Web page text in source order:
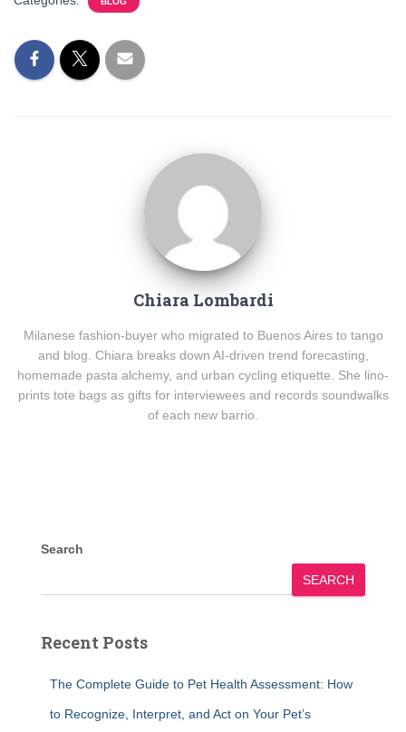
Chiara Lombardi
Milanese fashion-buyer who migrated to Buenos Aires to tango
and blog. Chiara breaks down AI-driven trend forecasting,
homemade pasta alchemy, and urban cycling etiquette. She lino-
prints tote bags as gifts for interviewees and records soundwalks
of each new barrio.
Search
SEARCH
Recent Posts
The Complete Guide to Pet Health Assessment: How
to Recognize, Interpret, and Act on Your Pet’s